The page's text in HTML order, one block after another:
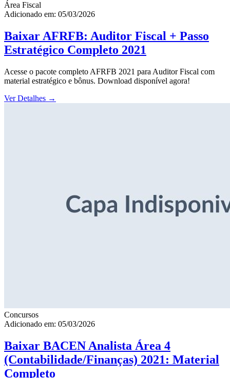
Área Fiscal
Adicionado em: 05/03/2026
Baixar AFRFB: Auditor Fiscal + Passo
Estratégico Completo 2021
Acesse o pacote completo AFRFB 2021 para Auditor Fiscal com
material estratégico e bônus. Download disponível agora!
Ver Detalhes →
Concursos
Adicionado em: 05/03/2026
Baixar BACEN Analista Área 4
(Contabilidade/Finanças) 2021: Material
Completo